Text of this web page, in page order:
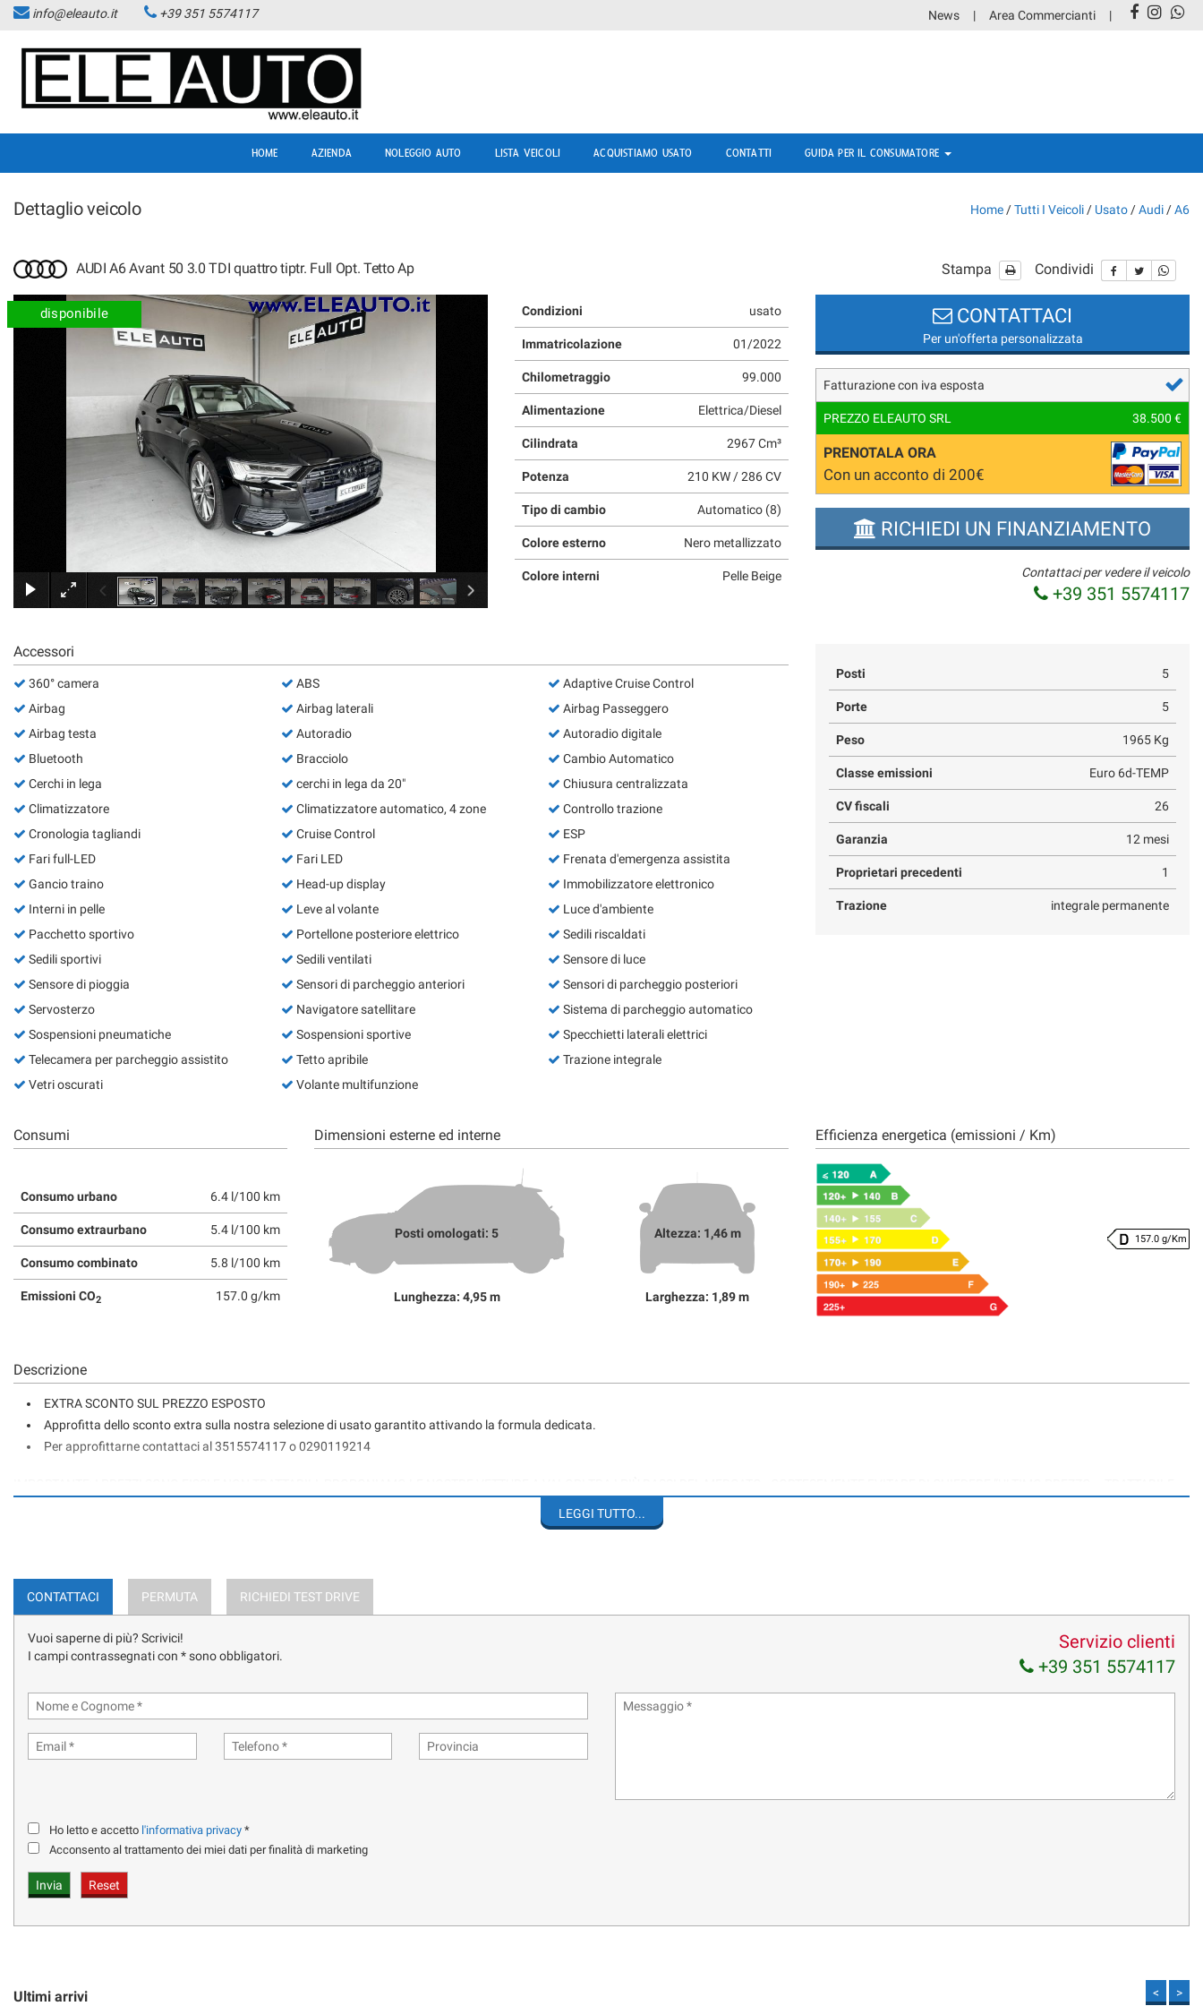
info@eleauto.it +39 351 5574117 News Area Commercianti
HOME AZIENDA NOLEGGIO AUTO LISTA VEICOLI ACQUISTIAMO USATO CONTATTI GUIDA PER IL CONSUMATORE
Dettaglio veicolo Home /Tutti I Veicoli / Usato /Audi /A6
AUDI A6 Avant 50 3.0 TDI quattro tiptr. Full Opt. Tetto Ap Stampa Condividi
disponibile Condizioni usato
Immatricolazione 01/2022
Chilometraggio 99.000
Alimentazione Elettrica/Diesel
Cilindrata 2967 Cm³
Potenza 210 KW / 286 CV
Tipo di cambio Automatico (8)
Colore esterno Nero metallizzato
Colore interni Pelle Beige
CONTATTACI
Per un'offerta personalizzata
Fatturazione con iva esposta
PREZZO ELEAUTO SRL 38.500 €
PRENOTALA ORA
Con un acconto di 200€
RICHIEDI UN FINANZIAMENTO
Contattaci per vedere il veicolo
+39 351 5574117
Accessori
360° camera
Airbag
Airbag testa
Bluetooth
Cerchi in lega
Climatizzatore
Cronologia tagliandi
Fari full-LED
Gancio traino
Interni in pelle
Pacchetto sportivo
Sedili sportivi
Sensore di pioggia
Servosterzo
Sospensioni pneumatiche
Telecamera per parcheggio assistito
Vetri oscurati
ABS
Airbag laterali
Autoradio
Bracciolo
cerchi in lega da 20"
Climatizzatore automatico, 4 zone
Cruise Control
Fari LED
Head-up display
Leve al volante
Portellone posteriore elettrico
Sedili ventilati
Sensori di parcheggio anteriori
Navigatore satellitare
Sospensioni sportive
Tetto apribile
Volante multifunzione
Adaptive Cruise Control
Airbag Passeggero
Autoradio digitale
Cambio Automatico
Chiusura centralizzata
Controllo trazione
ESP
Frenata d'emergenza assistita
Immobilizzatore elettronico
Luce d'ambiente
Sedili riscaldati
Sensore di luce
Sensori di parcheggio posteriori
Sistema di parcheggio automatico
Specchietti laterali elettrici
Trazione integrale
Posti 5
Porte 5
Peso 1965 Kg
Classe emissioni Euro 6d-TEMP
CV fiscali 26
Garanzia 12 mesi
Proprietari precedenti 1
Trazione integrale permanente
Consumi
Consumo urbano 6.4 l/100 km
Consumo extraurbano 5.4 l/100 km
Consumo combinato 5.8 l/100 km
Emissioni CO2 157.0 g/km
Dimensioni esterne ed interne
Posti omologati: 5
Lunghezza: 4,95 m
Altezza: 1,46 m
Larghezza: 1,89 m
Efficienza energetica (emissioni / Km)
157.0 g/Km
Descrizione
EXTRA SCONTO SUL PREZZO ESPOSTO
Approfitta dello sconto extra sulla nostra selezione di usato garantito attivando la formula dedicata.
Per approfittarne contattaci al 3515574117 o 0290119214
PER COMM.- PER EXPORT ECC.
ALLESTIMENTO SPORT
UNICO PROPRIETARIO - IVA ESPOSTA - TAGLIANDI UFFICIALI AUDI
IMMATRICOLAZIONE : 16/12/2021
FARI MATRIX
VIRTUAL COCKPIT + MMI NAVI PLUS + PACCHETTO TOUR
SOSPENSIONI PNEUMATICHE ATTIVE CON REGOLAZIONE ALTEZZA
LUCI AMBIENTE MULTICOLOR
LEGGI TUTTO...
CONTATTACI PERMUTA RICHIEDI TEST DRIVE
Vuoi saperne di più? Scrivici!
I campi contrassegnati con * sono obbligatori.
Servizio clienti
+39 351 5574117
Ho letto e accetto l'informativa privacy *
Acconsento al trattamento dei miei dati per finalità di marketing
Ultimi arrivi < >